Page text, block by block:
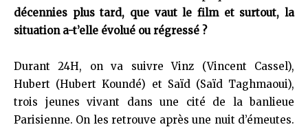
décennies plus tard, que vaut le film et surtout, la
situation a-t’elle évolué ou régressé ?
Durant 24H, on va suivre Vinz (Vincent Cassel),
Hubert (Hubert Koundé) et Saïd (Saïd Taghmaoui),
trois jeunes vivant dans une cité de la banlieue
Parisienne. On les retrouve après une nuit d’émeutes.